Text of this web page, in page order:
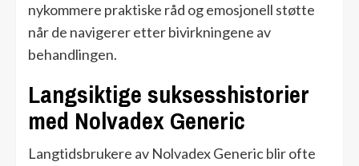
nykommere praktiske råd og emosjonell støtte
når de navigerer etter bivirkningene av
behandlingen.
Langsiktige suksesshistorier
med Nolvadex Generic
Langtidsbrukere av Nolvadex Generic blir ofte